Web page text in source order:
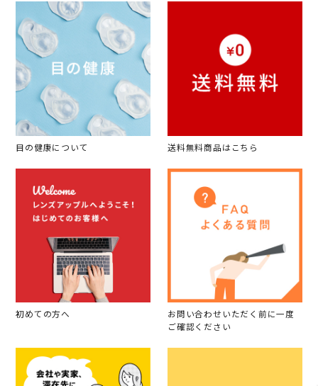
目の健康について 送料無料商品はこちら
初めての方へ
お問い合わせいただく前に一度
ご確認ください